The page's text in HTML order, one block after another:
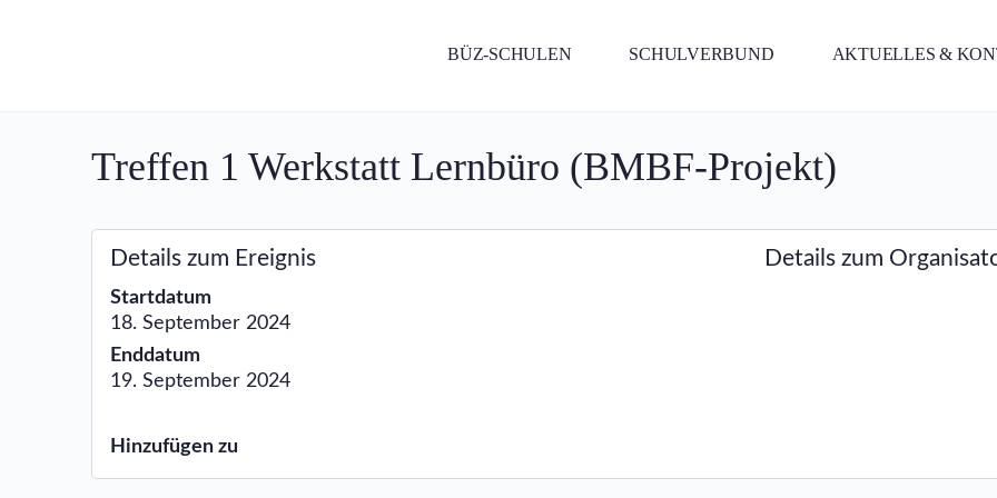
BÜZ-SCHULEN SCHULVERBUND AKTUELLES &
Treffen 1 Werkstatt Lernbüro (BMBF-Projekt)
Details zum Ereignis
Startdatum
18. September 2024
Enddatum
19. September 2024
Hinzufügen zu
Details zum